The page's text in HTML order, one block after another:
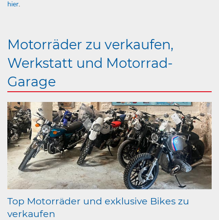
hier.
Motorräder zu verkaufen,
Werkstatt und Motorrad-
Garage
Top Motorräder und exklusive Bikes zu
verkaufen